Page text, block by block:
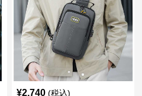
¥2,740 (税込)